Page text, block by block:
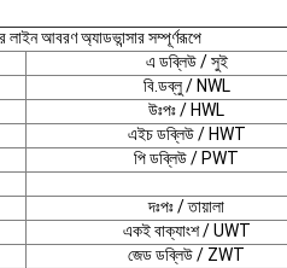
লাইন আবরণ অ্যাডভান্সার সম্পূর্ণরূপে
এ ডব্লিউ / সুই
বি.ডব্লু / NWL
উঃপঃ / HWL
এইচ ডব্লিউ / HWT
পি ডব্লিউ / PWT
দঃপঃ / তায়ালা
একই বাক্যাংশ / UWT
জেড ডব্লিউ / ZWT